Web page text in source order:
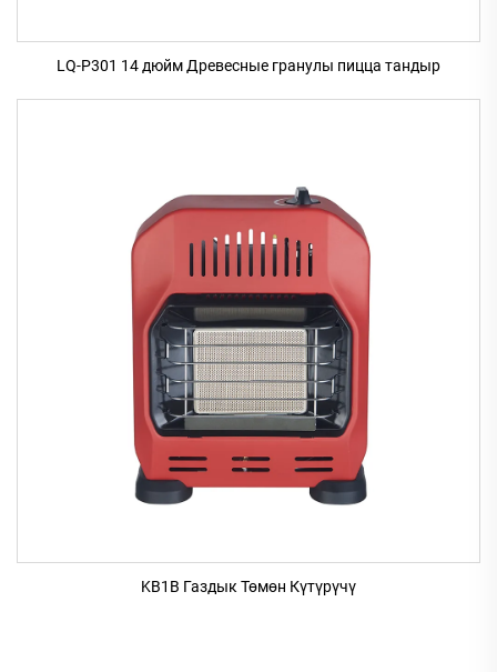
LQ-P301 14 дюйм Древесные гранулы пицца тандыр
KB1B Газдык Төмөн Күтүрүчү